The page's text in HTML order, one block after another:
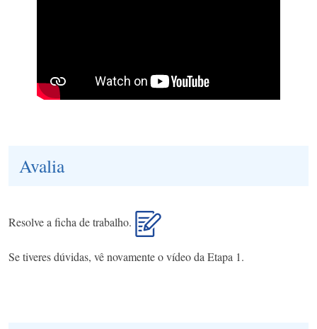
Avalia
Resolve a ficha de trabalho.
Se tiveres dúvidas, vê novamente o vídeo da Etapa 1.